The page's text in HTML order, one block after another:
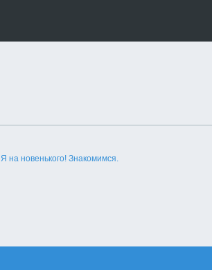
Я на новенького! Знакомимся.